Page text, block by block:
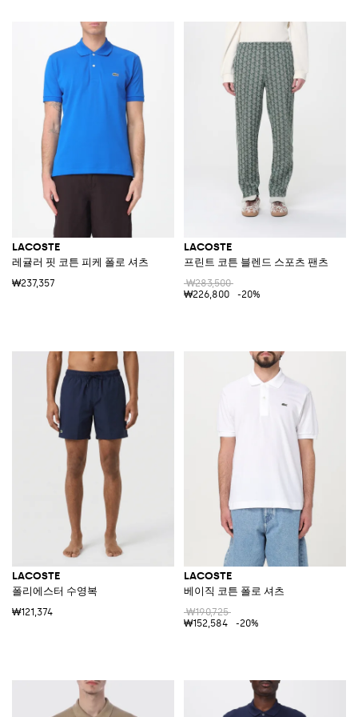
LACOSTE
레귤러 핏 코튼 피케 폴로 셔츠
₩237,357
LACOSTE
프린트 코튼 블렌드 스포츠 팬츠
₩283,500
₩226,800
-20%
LACOSTE
폴리에스터 수영복
₩121,374
LACOSTE
베이직 코튼 폴로 셔츠
₩190,725
₩152,584
-20%